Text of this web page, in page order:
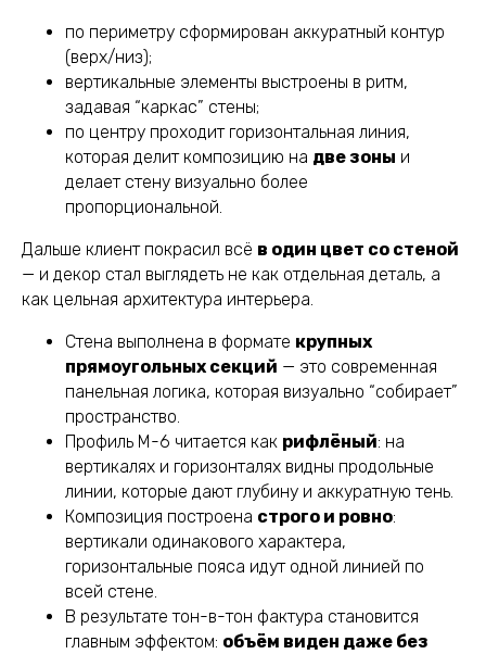
по периметру сформирован аккуратный контур
(верх/низ);
вертикальные элементы выстроены в ритм,
задавая “каркас” стены;
по центру проходит горизонтальная линия,
которая делит композицию на две зоны и
делает стену визуально более
пропорциональной.
Дальше клиент покрасил всё в один цвет со стеной
— и декор стал выглядеть не как отдельная деталь, а
как цельная архитектура интерьера.
Стена выполнена в формате крупных
прямоугольных секций — это современная
панельная логика, которая визуально “собирает”
пространство.
Профиль М-6 читается как рифлёный: на
вертикалях и горизонталях видны продольные
линии, которые дают глубину и аккуратную тень.
Композиция построена строго и ровно:
вертикали одинакового характера,
горизонтальные пояса идут одной линией по
всей стене.
В результате тон-в-тон фактура становится
главным эффектом: объём виден даже без